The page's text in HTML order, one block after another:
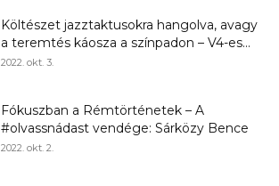
Költészet jazztaktusokra hangolva, avagy
a teremtés káosza a színpadon – V4-es...
2022. okt. 3.
Fókuszban a Rémtörténetek – A
#olvassnádast vendége: Sárközy Bence
2022. okt. 2.